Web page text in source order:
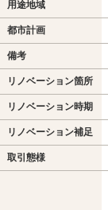
用途地域
都市計画
備考
リノベーション箇所
リノベーション時期
リノベーション補足
取引態様